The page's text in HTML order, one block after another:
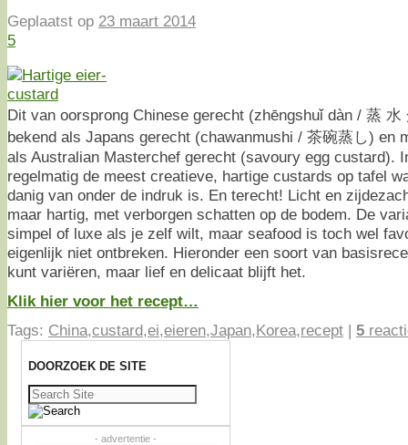
Geplaatst op 23 maart 2014
5
Dit van oorsprong Chinese gerecht (zhēngshuǐ dàn / 蒸
bekend als Japans gerecht (chawanmushi / 茶碗蒸し) en
als Australian Masterchef gerecht (savoury egg custard).
regelmatig de meest creatieve, hartige custards op tafel
danig van onder de indruk is. En terecht! Licht en
maar hartig, met verborgen schatten op de bodem. De
simpel of luxe als je zelf wilt, maar seafood is toch wel
eigenlijk niet ontbreken. Hieronder een soort van
kunt variëren, maar lief en delicaat blijft het.
Klik hier voor het recept…
Tags: China,custard,ei,eieren,Japan,Korea,recept | 5
DOORZOEK DE SITE
Zoeken
naar:
- advertentie -